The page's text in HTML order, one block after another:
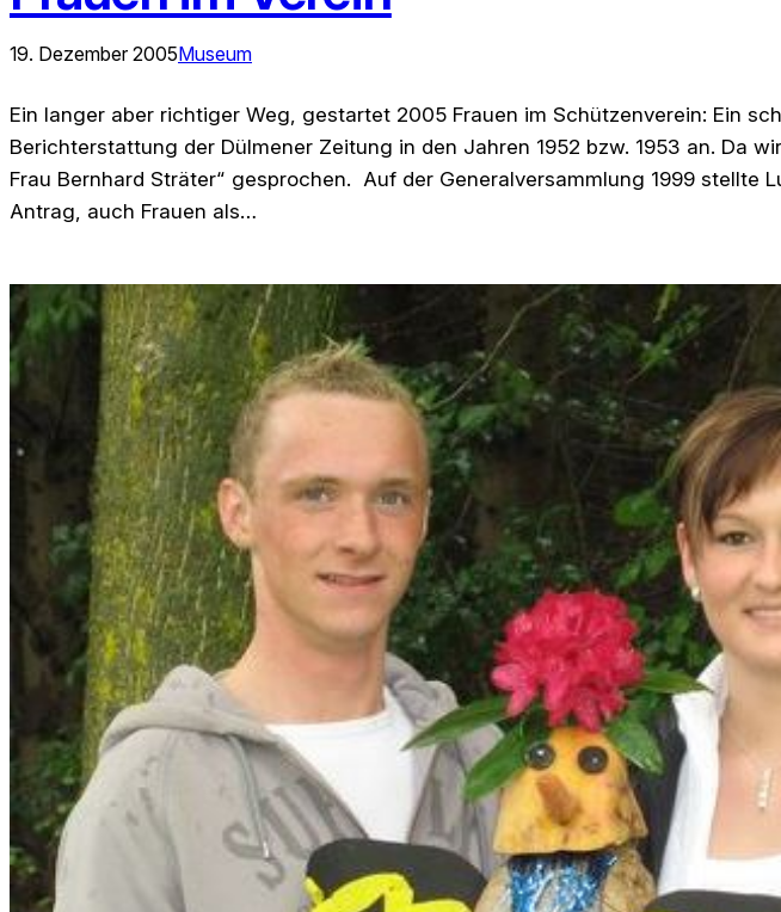
19. Dezember 2005Museum
Ein langer aber richtiger Weg, gestartet 2005 Frauen im Schützenverein: Ein
Berichterstattung der Dülmener Zeitung in den Jahren 1952 bzw. 1953 an. Da
Frau Bernhard Sträter“ gesprochen. Auf der Generalversammlung 1999 stellte
Antrag, auch Frauen als…